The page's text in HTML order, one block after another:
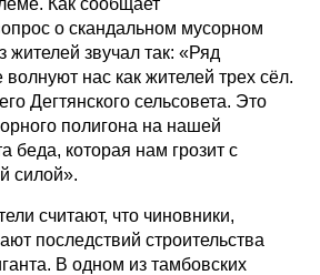
о скандальном мусорном
жителей звучал так: «Ряд
нас как жителей трех сёл.
Дегтянского сельсовета. Это
полигона на нашей
беда, которая нам грозит с
силой».
считают, что чиновники,
последствий строительства
В одном из тамбовских